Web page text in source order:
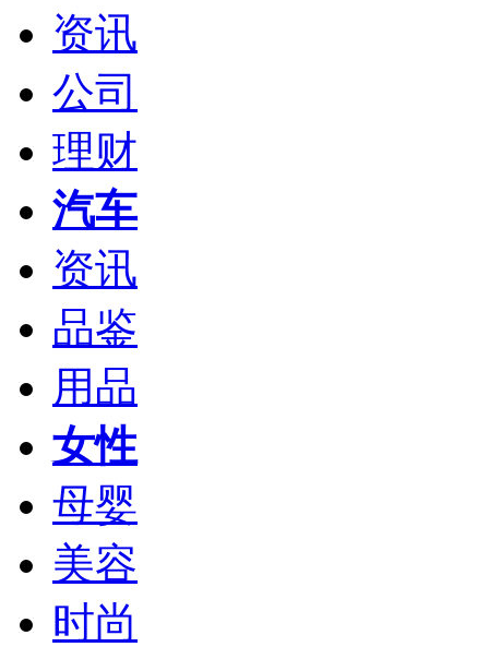
资讯
公司
理财
汽车
资讯
品鉴
用品
女性
母婴
美容
时尚